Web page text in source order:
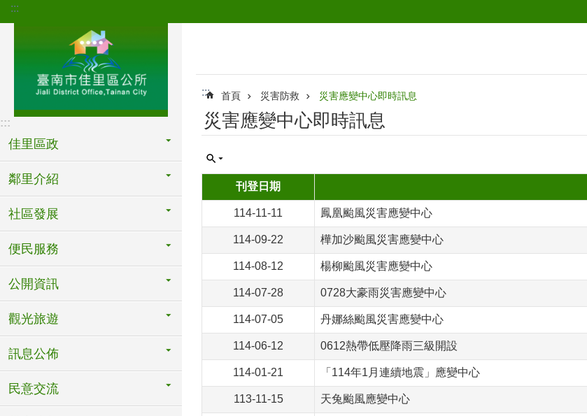
跳到主要內容區塊
:::
:::
佳里區政
鄰里介紹
社區發展
便民服務
公開資訊
觀光旅遊
訊息公佈
民意交流
::: 首頁 災害防救 災害應變中心即時訊息
災害應變中心即時訊息
刊登日期
114-11-11 鳳凰颱風災害應變中心
114-09-22 樺加沙颱風災害應變中心
114-08-12 楊柳颱風災害應變中心
114-07-28 0728大豪雨災害應變中心
114-07-05 丹娜絲颱風災害應變中心
114-06-12 0612熱帶低壓降雨三級開設
114-01-21 「114年1月連續地震」應變中心
113-11-15 天兔颱風應變中心